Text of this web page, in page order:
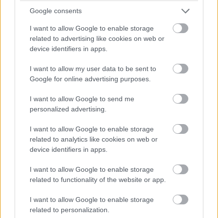
Google consents
I want to allow Google to enable storage
related to advertising like cookies on web or
device identifiers in apps.
I want to allow my user data to be sent to
Google for online advertising purposes.
I want to allow Google to send me
personalized advertising.
I want to allow Google to enable storage
related to analytics like cookies on web or
device identifiers in apps.
I want to allow Google to enable storage
related to functionality of the website or app.
I want to allow Google to enable storage
related to personalization.
pozíciója, melyet „szenzációsnak” titulált a
sajtó: a kolumbiai az utolsó pillanatokban, 34
ezredmásodperccel taszította második helyre
Rubens Barrichello Ferrariját. A Williams